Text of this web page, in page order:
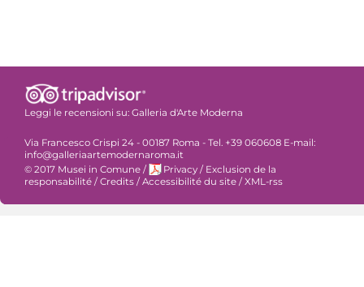
Leggi le recensioni su: Galleria d'Arte Moderna
Via Francesco Crispi 24 - 00187 Roma - Tel. +39 060608 E-mail:
info@galleriaartemodernaroma.it
© 2017 Musei in Comune / Privacy / Exclusion de la
responsabilité /Credits /Accessibilité du site /XML-rss